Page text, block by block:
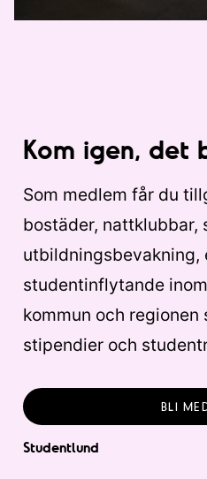
Kom igen, det
Som medlem får du
bostäder, nattklubbar,
studentinflytande
kommun och regionen
stipendier och
BLI
Studentlund